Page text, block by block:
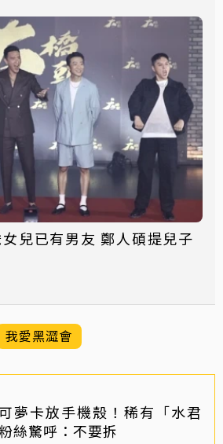
兒已有男友 鄭人碩提兒子
我愛黑澀會
夢卡放手機殼！稀有「水君
絲驚呼：不要拆